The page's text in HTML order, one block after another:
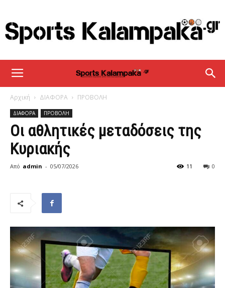
sportskalampaka
Αρχική ΔΙΑΦΟΡΑ ΠΡΟΒΟΛΗ
ΔΙΑΦΟΡΑ ΠΡΟΒΟΛΗ
Οι αθλητικές μεταδόσεις της
Κυριακής
Από admin - 05/07/2026 0
11